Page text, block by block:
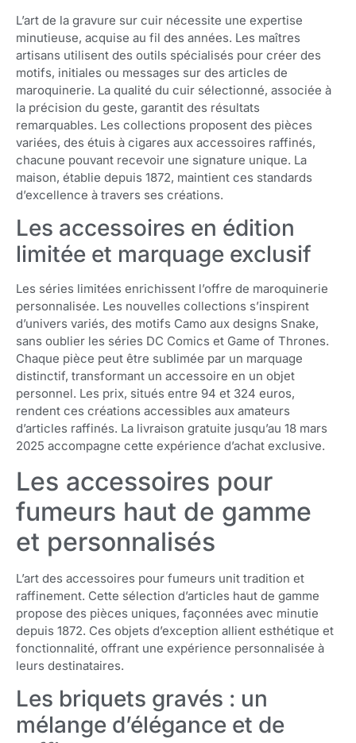
L’art de la gravure sur cuir nécessite une expertise
minutieuse, acquise au fil des années. Les maîtres
artisans utilisent des outils spécialisés pour créer des
motifs, initiales ou messages sur des articles de
maroquinerie. La qualité du cuir sélectionné, associée à
la précision du geste, garantit des résultats
remarquables. Les collections proposent des pièces
variées, des étuis à cigares aux accessoires raffinés,
chacune pouvant recevoir une signature unique. La
maison, établie depuis 1872, maintient ces standards
d’excellence à travers ses créations.
Les accessoires en édition
limitée et marquage exclusif
Les séries limitées enrichissent l’offre de maroquinerie
personnalisée. Les nouvelles collections s’inspirent
d’univers variés, des motifs Camo aux designs Snake,
sans oublier les séries DC Comics et Game of Thrones.
Chaque pièce peut être sublimée par un marquage
distinctif, transformant un accessoire en un objet
personnel. Les prix, situés entre 94 et 324 euros,
rendent ces créations accessibles aux amateurs
d’articles raffinés. La livraison gratuite jusqu’au 18 mars
2025 accompagne cette expérience d’achat exclusive.
Les accessoires pour
fumeurs haut de gamme
et personnalisés
L’art des accessoires pour fumeurs unit tradition et
raffinement. Cette sélection d’articles haut de gamme
propose des pièces uniques, façonnées avec minutie
depuis 1872. Ces objets d’exception allient esthétique et
fonctionnalité, offrant une expérience personnalisée à
leurs destinataires.
Les briquets gravés : un
mélange d’élégance et de